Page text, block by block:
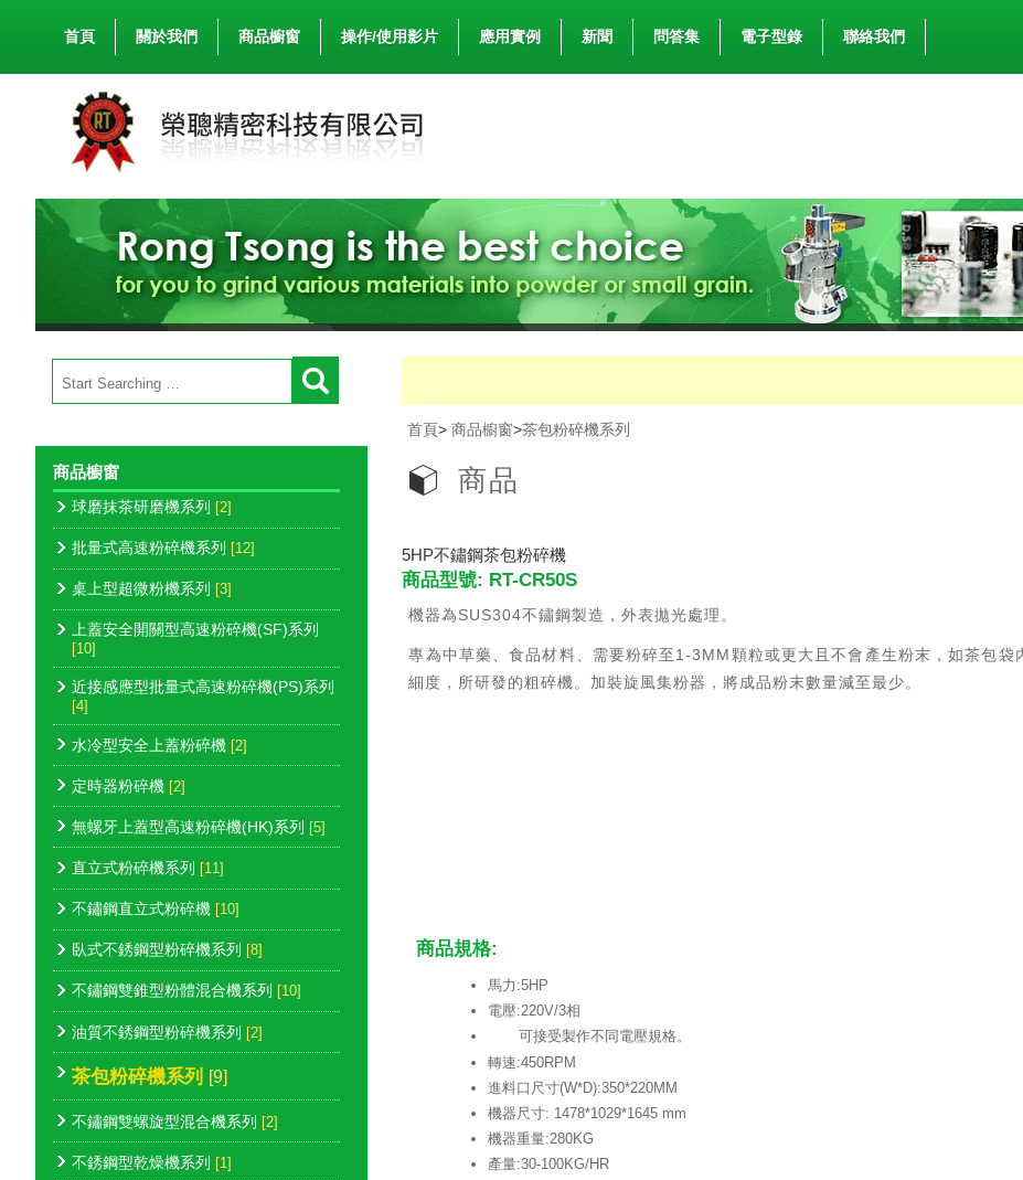
首頁 關於我們 商品櫥窗 操作/使用影片 應用實例 新聞 問答集 電子型錄 聯絡我們
商品櫥窗
球磨抹茶研磨機系列 [2]
批量式高速粉碎機系列 [12]
桌上型超微粉機系列 [3]
上蓋安全開關型高速粉碎機(SF)系列
[10]
近接感應型批量式高速粉碎機(PS)系列
[4]
水冷型安全上蓋粉碎機 [2]
定時器粉碎機 [2]
無螺牙上蓋型高速粉碎機(HK)系列 [5]
直立式粉碎機系列 [11]
不鏽鋼直立式粉碎機 [10]
臥式不銹鋼型粉碎機系列 [8]
不鏽鋼雙錐型粉體混合機系列 [10]
油質不銹鋼型粉碎機系列 [2]
茶包粉碎機系列 [9]
不鏽鋼雙螺旋型混合機系列 [2]
不銹鋼型乾燥機系列 [1]
首頁> 商品櫥窗>茶包粉碎機系列
商品
5HP不鏽鋼茶包粉碎機
商品型號: RT-CR50S
機器為SUS304不鏽鋼製造，外表拋光處理。
專為中草藥、食品材料、需要粉碎至1-3MM顆粒或更大且不會產生粉末，如茶包袋
細度，所研發的粗碎機。加裝旋風集粉器，將成品粉末數量減至最少。
商品規格:
馬力:5HP
電壓:220V/3相
可接受製作不同電壓規格。
轉速:450RPM
進料口尺寸(W*D):350*220MM
機器尺寸: 1478*1029*1645 mm
機器重量:280KG
產量:30-100KG/HR